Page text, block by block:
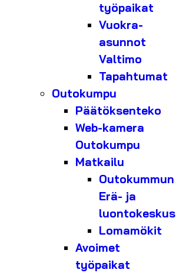
työpaikat
Vuokra-
asunnot
Valtimo
Tapahtumat
Outokumpu
Päätöksenteko
Web-kamera
Outokumpu
Matkailu
Outokummun
Erä- ja
luontokeskus
Lomamökit
Avoimet
työpaikat